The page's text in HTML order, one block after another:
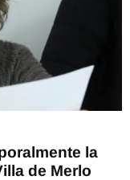
la
de Merlo